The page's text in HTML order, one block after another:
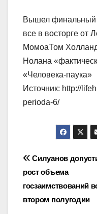
Вышел финальный
все в восторге от
МомоаТом Холланд
Нолана
«Человека-паука»
Источник: http://
perioda-6/
по
записям
Силуанов
рост объема
госзаимствований
втором полугодии